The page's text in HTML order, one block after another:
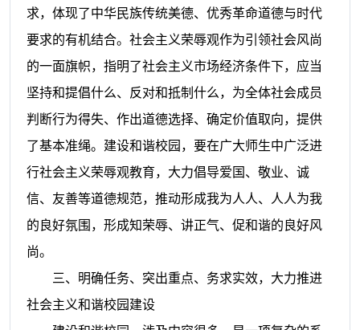
求，体现了中华民族传统美德、优秀革命道德与时代
要求的有机结合。社会主义荣辱观作为引领社会风尚
的一面旗帜，指明了社会主义市场经济条件下，应当
坚持和提倡什么、反对和抵制什么，为全体社会成员
判断行为得失、作出道德选择、确定价值取向，提供
了基本准绳。建设和谐校园，要在广大师生中广泛进
行社会主义荣辱观教育，大力倡导爱国、敬业、诚
信、友善等道德规范，推动形成我为人人、人人为我
的良好氛围，形成知荣辱、讲正气、促和谐的良好风
尚。
三、明确任务、突出重点、务求实效，大力推进
社会主义和谐校园建设